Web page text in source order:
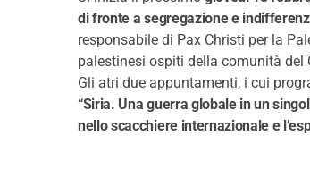
di fronte a segregazione e
responsabile di Pax Christi per la
palestinesi ospiti della comunità del
Gli atri due appuntamenti, i cui
“Siria. Una guerra globale in un
nello scacchiere internazionale e